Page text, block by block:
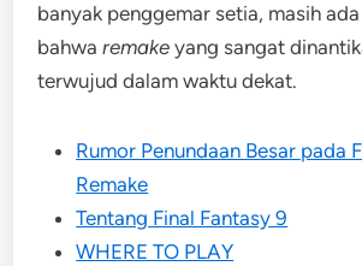
banyak penggemar setia, masih
bahwaremake yang sangat
terwujud dalam waktu dekat.
Rumor Penundaan Besar pada
Remake
Tentang Final Fantasy 9
WHERE TO PLAY